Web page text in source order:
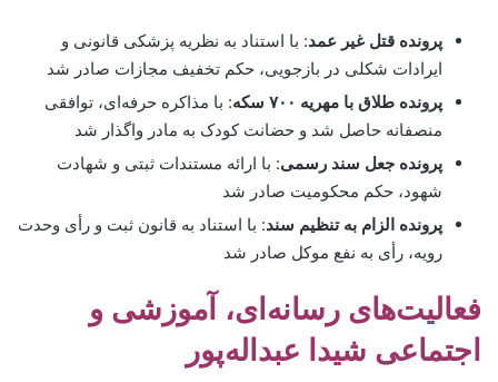
پرونده قتل غیر عمد: با استناد به نظریه پزشکی قانونی و
ایرادات شکلی در بازجویی، حکم تخفیف مجازات صادر شد
پرونده طلاق با مهریه ۷۰۰ سکه
: با مذاکره حرفه‌ای، توافقی
منصفانه حاصل شد و حضانت کودک به مادر واگذار شد
پرونده جعل سند رسمی: با ارائه مستندات ثبتی و شهادت
شهود، حکم محکومیت صادر شد
پرونده الزام به تنظیم سند: با استناد به قانون ثبت و رأی وحدت
رویه، رأی به نفع موکل صادر شد
فعالیت‌های رسانه‌ای، آموزشی و
اجتماعی شیدا عبداله‌پور